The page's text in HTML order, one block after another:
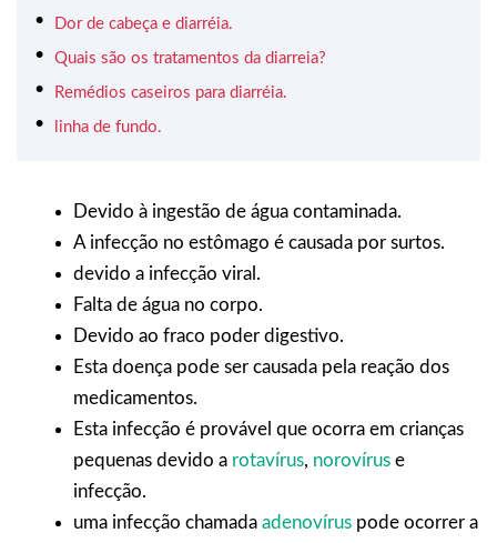
Dor de cabeça e diarréia.
Quais são os tratamentos da diarreia?
Remédios caseiros para diarréia.
linha de fundo.
Devido à ingestão de água contaminada.
A infecção no estômago é causada por surtos.
devido a infecção viral.
Falta de água no corpo.
Devido ao fraco poder digestivo.
Esta doença pode ser causada pela reação dos
medicamentos.
Esta infecção é provável que ocorra em crianças
pequenas devido a rotavírus, norovírus e
infecção.
uma infecção chamada adenovírus pode ocorrer a